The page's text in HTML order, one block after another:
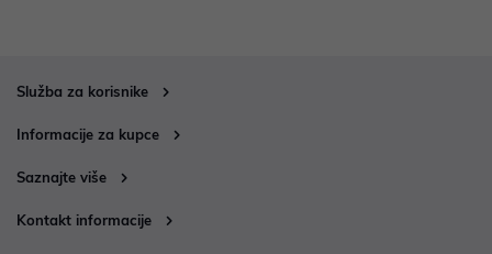
Služba za korisnike
Informacije za kupce
Saznajte više
Kontakt informacije